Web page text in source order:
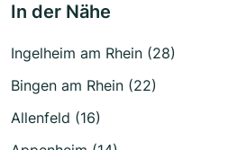
In der Nähe
Ingelheim am Rhein (28)
Bingen am Rhein (22)
Allenfeld (16)